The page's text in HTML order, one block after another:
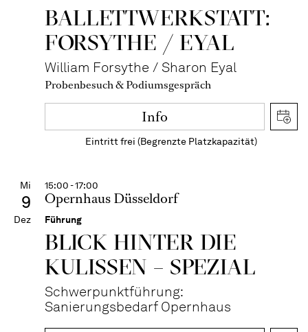
BALLETT­WERKSTATT:
FORSYTHE / EYAL
William Forsythe / Sharon Eyal
Probenbesuch & Podiumsgespräch
Info
Eintritt frei (Begrenzte Platzkapazität)
Mi
9
Dez
15:00 - 17:00
Opernhaus Düsseldorf
Führung
BLICK HINTER DIE
KULISSEN – SPEZIAL
Schwerpunktführung:
Sanierungsbedarf Opernhaus